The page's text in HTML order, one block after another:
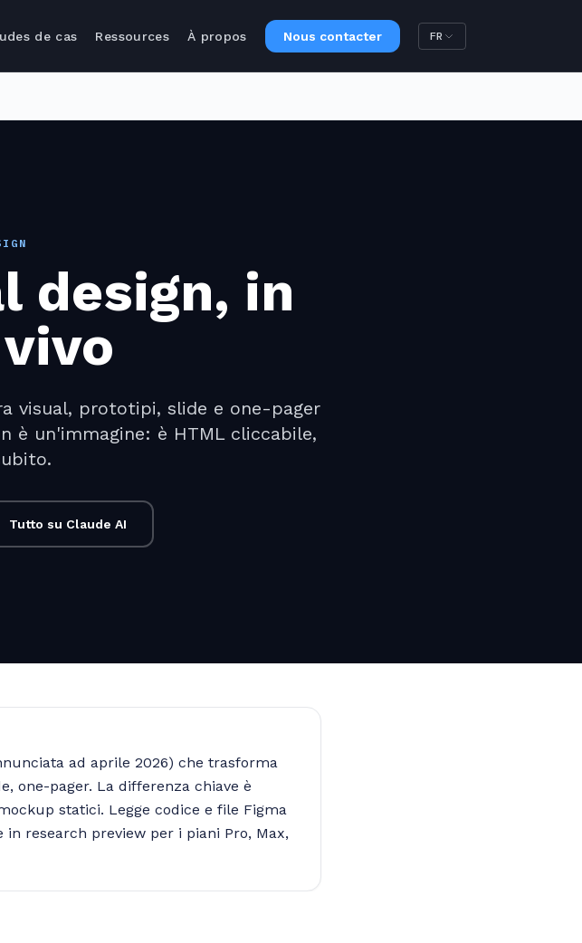
de cas Ressources À propos Nous contacter FR
design, in
visual, prototipi, slide e one-pager
è un'immagine: è HTML cliccabile,
Tutto su Claude AI
ad aprile 2026) che trasforma
one-pager. La differenza chiave è
statici. Legge codice e file Figma
research preview per i piani Pro, Max,